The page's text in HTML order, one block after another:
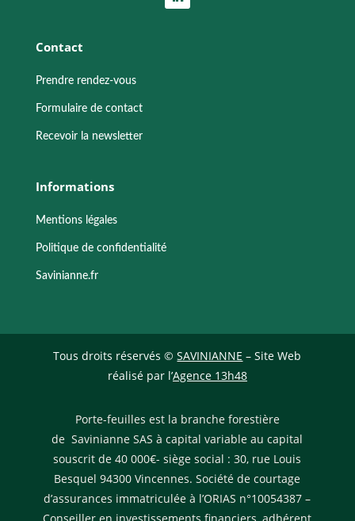
Contact
Prendre rendez-vous
Formulaire de contact
Recevoir la newsletter
Informations
Mentions légales
Politique de confidentialité
Savinianne.fr
Tous droits réservés ©SAVINIANNE – Site Web
réalisé par l’Agence 13h48
Porte-feuilles est la branche forestière
de Savinianne SAS à capital variable au capital
souscrit de 40 000€- siège social : 30, rue Louis
Besquel 94300 Vincennes. Société de courtage
d’assurances immatriculée à l’ORIAS n°10054387 –
Conseiller en investissements financiers, adhérent